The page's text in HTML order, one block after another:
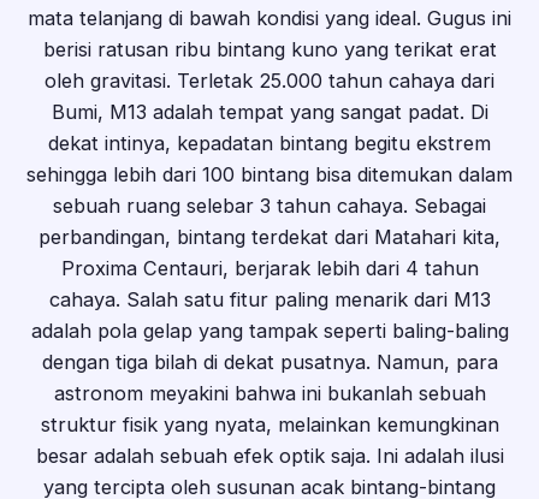
mata telanjang di bawah kondisi yang ideal. Gugus ini
berisi ratusan ribu bintang kuno yang terikat erat
oleh gravitasi. Terletak 25.000 tahun cahaya dari
Bumi, M13 adalah tempat yang sangat padat. Di
dekat intinya, kepadatan bintang begitu ekstrem
sehingga lebih dari 100 bintang bisa ditemukan dalam
sebuah ruang selebar 3 tahun cahaya. Sebagai
perbandingan, bintang terdekat dari Matahari kita,
Proxima Centauri, berjarak lebih dari 4 tahun
cahaya. Salah satu fitur paling menarik dari M13
adalah pola gelap yang tampak seperti baling-baling
dengan tiga bilah di dekat pusatnya. Namun, para
astronom meyakini bahwa ini bukanlah sebuah
struktur fisik yang nyata, melainkan kemungkinan
besar adalah sebuah efek optik saja. Ini adalah ilusi
yang tercipta oleh susunan acak bintang-bintang